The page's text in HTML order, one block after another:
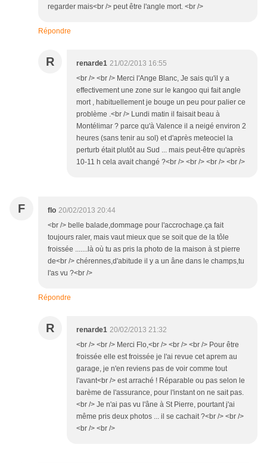
regarder mais<br /> peut être l'angle mort. <br />
Répondre
R renarde1 21/02/2013 16:55
<br /> <br /> Merci l'Ange Blanc, Je sais qu'il y a
effectivement une zone sur le kangoo qui fait angle
mort , habituellement je bouge un peu pour palier ce
problème .<br /> Lundi matin il faisait beau à
Montélimar ? parce qu'à Valence il a neigé environ 2
heures (sans tenir au sol) et d'après meteociel la
perturb était plutôt au Sud ... mais peut-être qu'après
10-11 h cela avait changé ?<br /> <br /> <br /> <br />
F flo 20/02/2013 20:44
<br /> belle balade,dommage pour l'accrochage.ça fait
toujours raler, mais vaut mieux que se soit que de la tôle
froissée .......là où tu as pris la photo de la maison à st pierre
de<br /> chérennes,d'abitude il y a un âne dans le champs,tu
l'as vu ?<br />
Répondre
R renarde1 20/02/2013 21:32
<br /> <br /> Merci Flo,<br /> <br /> <br /> Pour être
froissée elle est froissée je l'ai revue cet aprem au
garage, je n'en reviens pas de voir comme tout
l'avant<br /> est arraché ! Réparable ou pas selon le
barème de l'assurance, pour l'instant on ne sait pas.
<br /> Je n'ai pas vu l'âne à St Pierre, pourtant j'ai
même pris deux photos ... il se cachait ?<br /> <br />
<br /> <br />